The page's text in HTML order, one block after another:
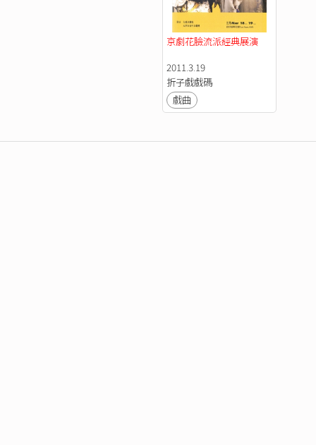
京劇花臉流派經典展演
2011.3.19
折子戲戲碼
戲曲